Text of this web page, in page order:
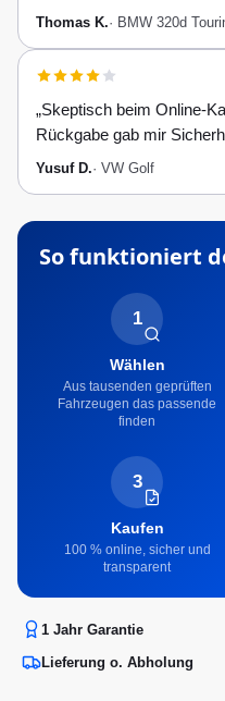
Thomas K.· BMW 320d
„Skeptisch beim Online-
Rückgabe gab mir
Yusuf D.· VW Golf
So funktioniert
1
Wählen
Aus tausenden geprüften
Fahrzeugen das passende
finden
3
Kaufen
100 % online, sicher und
transparent
1 Jahr Garantie
Lieferung o. Abholung